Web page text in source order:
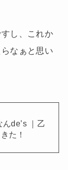
し、これか
なぁと思い
んde’s ｜乙
た！